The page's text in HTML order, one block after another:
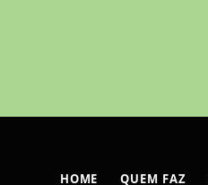
HOME QUEM FAZ